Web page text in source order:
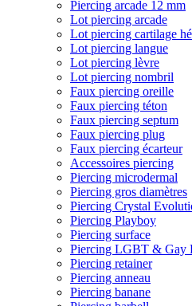
Piercing arcade 12 mm
Lot piercing arcade
Lot piercing cartilage
Lot piercing langue
Lot piercing lèvre
Lot piercing nombril
Faux piercing oreille
Faux piercing téton
Faux piercing septum
Faux piercing plug
Faux piercing écarteur
Accessoires piercing
Piercing microdermal
Piercing gros diamètres
Piercing Crystal
Piercing Playboy
Piercing surface
Piercing LGBT & Gay
Piercing retainer
Piercing anneau
Piercing banane